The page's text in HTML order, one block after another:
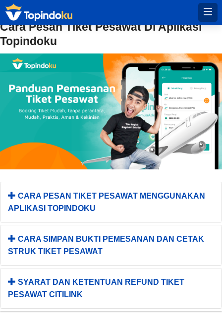
Cara Pesan Tiket Pesawat Di Aplikasi
Topindoku
CARA PESAN TIKET PESAWAT MENGGUNAKAN
APLIKASI TOPINDOKU
CARA SIMPAN BUKTI PEMESANAN DAN CETAK
STRUK TIKET PESAWAT
SYARAT DAN KETENTUAN REFUND TIKET
PESAWAT CITILINK